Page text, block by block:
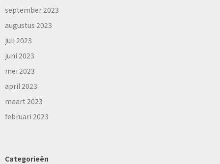
september 2023
augustus 2023
juli 2023
juni 2023
mei 2023
april 2023
maart 2023
februari 2023
Categorieën